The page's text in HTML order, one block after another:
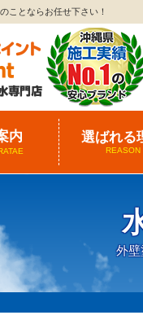
ことならお任せ下さい！
内 選ばれる
REASON
外